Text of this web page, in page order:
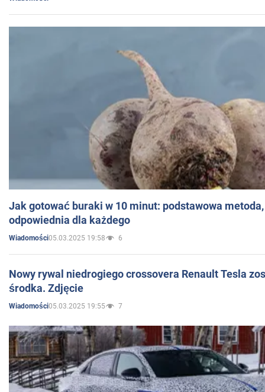
Jak gotować buraki w 10 minut: podstawowa
odpowiednia dla każdego
Wiadomości05.03.2025 19:58 6
Nowy rywal niedrogiego crossovera Renault Tesla
środka. Zdjęcie
Wiadomości05.03.2025 19:55 7